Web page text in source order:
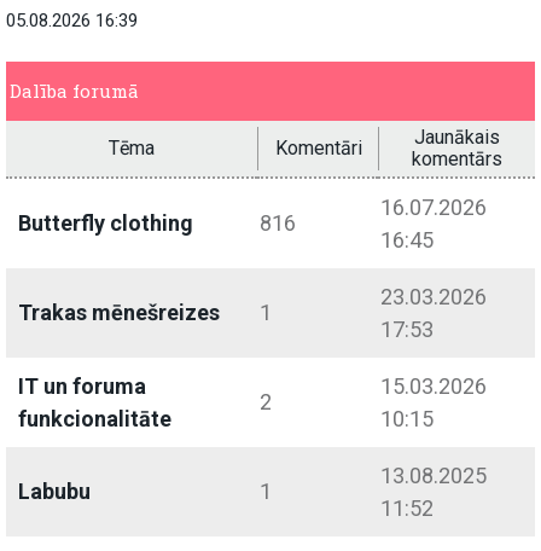
05.08.2026 16:39
Dalība forumā
Tēma Komentāri
Jaunākais
komentārs
Butterfly clothing 816
16.07.2026
16:45
Trakas mēnešreizes 1
23.03.2026
17:53
IT un foruma
funkcionalitāte
2
15.03.2026
10:15
Labubu 1
13.08.2025
11:52